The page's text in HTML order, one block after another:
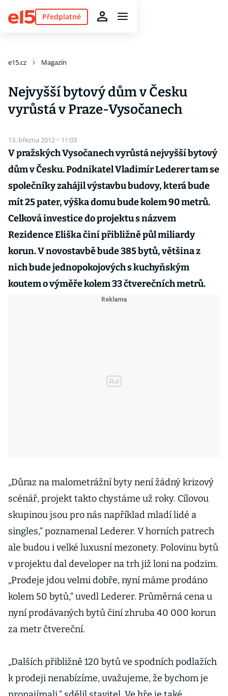
Předplatné
e15.cz Magazín
Nejvyšší bytový dům v Česku
vyrůstá v Praze-Vysočanech
13. března 2012 · 11:03
V pražských Vysočanech vyrůstá nejvyšší bytový
dům v Česku. Podnikatel Vladimír Lederer tam se
společníky zahájil výstavbu budovy, která bude
mít 25 pater, výška domu bude kolem 90 metrů.
Celková investice do projektu s názvem
Rezidence Eliška činí přibližně půl miliardy
korun. V novostavbě bude 385 bytů, většina z
nich bude jednopokojových s kuchyňským
koutem o výměře kolem 33 čtverečních metrů.
„Důraz na malometrážní byty není žádný krizový
scénář, projekt takto chystáme už roky. Cílovou
skupinou jsou pro nás například mladí lidé a
singles,“ poznamenal Lederer. V horních patrech
ale budou i velké luxusní mezonety. Polovinu bytů
v projektu dal developer na trh již loni na podzim.
„Prodeje jdou velmi dobře, nyní máme prodáno
kolem 50 bytů,“ uvedl Lederer. Průměrná cena u
nyní prodávaných bytů činí zhruba 40 000 korun
za metr čtvereční.
„Dalších přibližně 120 bytů ve spodních podlažích
k prodeji nenabízíme, uvažujeme, že bychom je